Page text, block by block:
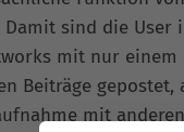
Damit sind die User
mit nur einem
Beiträge gepostet,
mit